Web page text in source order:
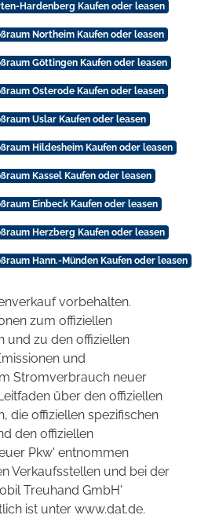
Hardenberg Kaufen oder leasen
Northeim Kaufen oder leasen
Göttingen Kaufen oder leasen
Osterode Kaufen oder leasen
Uslar Kaufen oder leasen
Hildesheim Kaufen oder leasen
Kassel Kaufen oder leasen
Einbeck Kaufen oder leasen
Herzberg Kaufen oder leasen
Hann.-Münden Kaufen oder leasen
vorbehalten.
zum offiziellen
und zu den offiziellen
und
Stromverbrauch neuer
über den offiziellen
die offiziellen spezifischen
den offiziellen
Pkw' entnommen
Verkaufsstellen und bei der
Treuhand GmbH'
ist unter www.dat.de.